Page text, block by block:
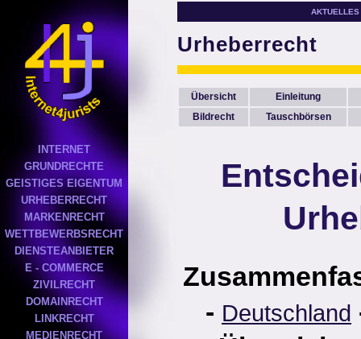
INTERNET
GRUNDRECHTE
GEISTIGES EIGENTUM
URHEBERRECHT
MARKENRECHT
WETTBEWERBSRECHT
DIENSTEANBIETER
E - COMMERCE
ZIVILRECHT
DOMAINRECHT
LINKRECHT
MEDIENRECHT
AKTUELLES
Urheberrecht
Übersicht
Einleitung
Bildrecht
Tauschbörsen
- Deutschland